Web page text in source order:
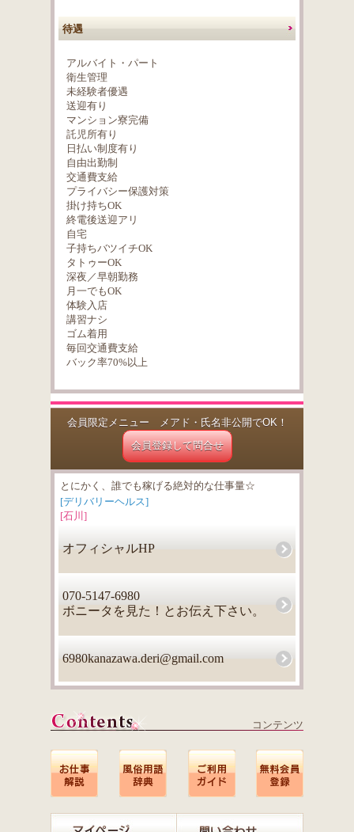
待遇
アルバイト・パート
衛生管理
未経験者優遇
送迎有り
マンション寮完備
託児所有り
日払い制度有り
自由出勤制
交通費支給
プライバシー保護対策
掛け持ちOK
終電後送迎アリ
自宅
子持ちバツイチOK
タトゥーOK
深夜／早朝勤務
月一でもOK
体験入店
講習ナシ
ゴム着用
毎回交通費支給
バック率70%以上
会員限定メニュー メアド・氏名非公開でOK！
会員登録して問合せ
とにかく、誰でも稼げる絶対的な仕事量☆
[デリバリーヘルス]
[石川]
オフィシャルHP
070-5147-6980
ボニータを見た！とお伝え下さい。
6980kanazawa.deri@gmail.com
コンテンツ